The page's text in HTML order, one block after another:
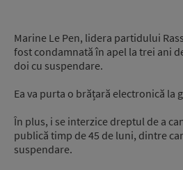
Marine Le Pen, lidera partidului
fost condamnată în apel la trei ani
doi cu suspendare.
Ea va purta o brățară electronică la
În plus, i se interzice dreptul de a
publică timp de 45 de luni, dintre
suspendare.